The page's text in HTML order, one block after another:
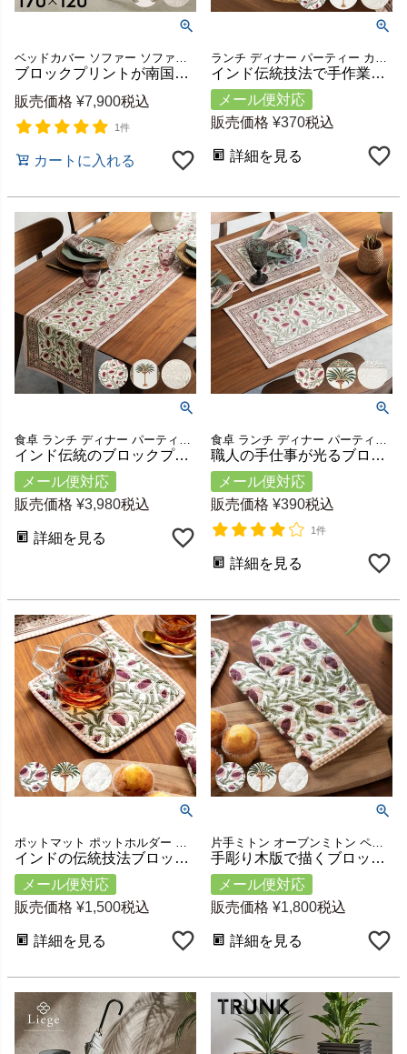
ブロックプリントが南国を描く大判スローケット 約120×170cm 綿100% [34639]
販売価格 ¥7,900税込
1件
カートに入れる
インド伝統技法で手作業のブロックプリントナプキン 単品 約W45×D45cm [34638]
メール便対応
販売価格 ¥370税込
詳細を見る
インド伝統のブロックプリントを施したコットンのテーブルランナー 約33×180cm [34637]
メール便対応
販売価格 ¥3,980税込
詳細を見る
職人の手仕事が光るブロックプリントランチョンマット コットン100% 約W33×D48cm [34636]
メール便対応
販売価格 ¥390税込
1件
詳細を見る
インドの伝統技法ブロックプリントで仕上げた鍋敷き 約20×20cm コットン製 全3柄 [34635]
メール便対応
販売価格 ¥1,500税込
詳細を見る
手彫り木版で描くブロックプリントの鍋つかみ 綿100% 約W16×D30cm インド製 [34634]
メール便対応
販売価格 ¥1,800税込
詳細を見る